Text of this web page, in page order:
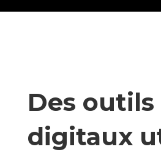
Des outils
digitaux